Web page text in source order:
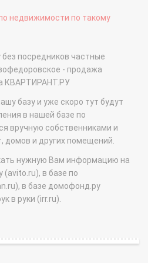
недвижимости по такому
посредников частные
- продажа
КВАРТИРАНТ.РУ
базу и уже скоро тут будут
в нашей базе по
вручную собственниками и
домов и других помещений.
нужную Вам информацию на
(avito.ru), в базе по
в базе домофонд.ру
в руки (irr.ru).